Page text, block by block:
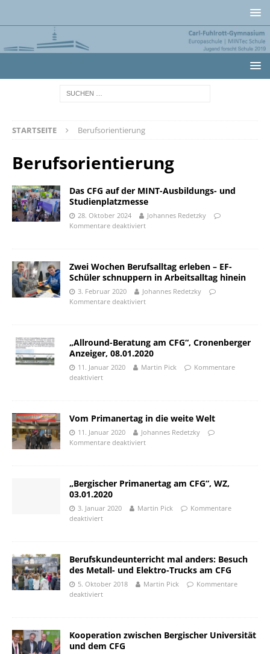
STARTSEITE Berufsorientierung
Berufsorientierung
Das CFG auf der MINT-Ausbildungs- und
Studienplatzmesse
28. Oktober 2024
Johannes Redetzky
Kommentare deaktiviert
Zwei Wochen Berufsalltag erleben – EF-
Schüler schnuppern in Arbeitsalltag hinein
3. Februar 2020
Johannes Redetzky
Kommentare deaktiviert
„Allround-Beratung am CFG“, Cronenberger
Anzeiger, 08.01.2020
11. Januar 2020 Martin Pick
Kommentare
deaktiviert
Vom Primanertag in die weite Welt
11. Januar 2020
Johannes Redetzky
Kommentare deaktiviert
„Bergischer Primanertag am CFG“, WZ,
03.01.2020
3. Januar 2020 Martin Pick
Kommentare
deaktiviert
Berufskundeunterricht mal anders: Besuch
des Metall- und Elektro-Trucks am CFG
5. Oktober 2018 Martin Pick
Kommentare
deaktiviert
Kooperation zwischen Bergischer Universität
und dem CFG